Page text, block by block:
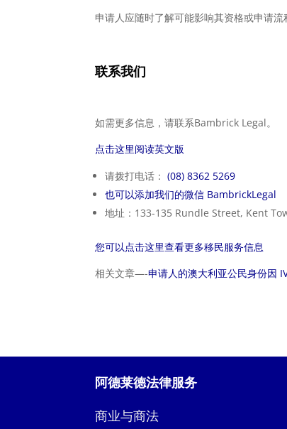
申请人应随时了解可能影响其资格或申请流
联系我们
如需更多信息，请联系Bambrick Legal。
点击这里阅读英文版
请拨打电话：(08) 8362 5269
也可以添加我们的微信 BambrickLegal
地址：133-135 Rundle Street, Kent
您可以点击这里查看更多移民服务信息
相关文章—-申请人的澳大利亚公民身份因
阿德莱德法律服务
商业与商法